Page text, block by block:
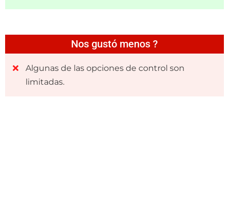
Nos gustó menos ?
Algunas de las opciones de control son
limitadas.